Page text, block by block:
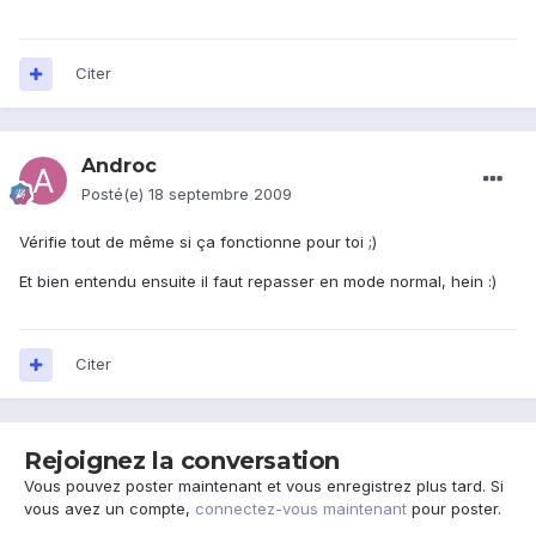
Citer
Androc
Posté(e) 18 septembre 2009
Vérifie tout de même si ça fonctionne pour toi ;)
Et bien entendu ensuite il faut repasser en mode normal, hein :)
Citer
Rejoignez la conversation
Vous pouvez poster maintenant et vous enregistrez plus tard. Si
vous avez un compte, connectez-vous maintenant pour poster.